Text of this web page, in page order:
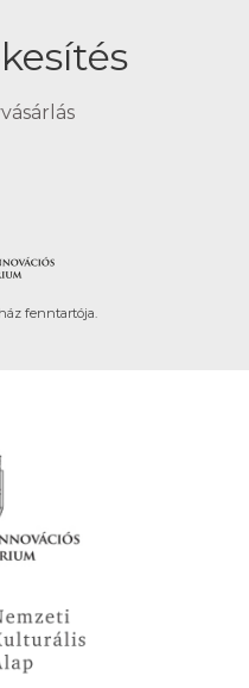
fenntartója.